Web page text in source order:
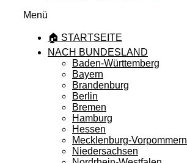
Menü
🏠 STARTSEITE
NACH BUNDESLAND
Baden-Württemberg
Bayern
Brandenburg
Berlin
Bremen
Hamburg
Hessen
Mecklenburg-Vorpommern
Niedersachsen